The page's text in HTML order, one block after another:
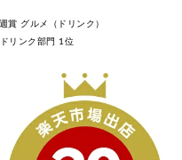
賞 グルメ（ドリンク）
リンク部門 1位